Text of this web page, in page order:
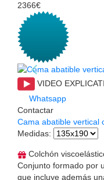
2366€
VIDEO
Whatsapp
Contactar
Cama abatible vertical
Medidas:
Colchón
Conjunto formado por
que incluye además